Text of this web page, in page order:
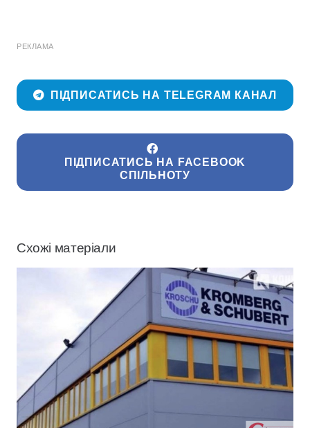
РЕКЛАМА
ПІДПИСАТИСЬ НА TELEGRAM КАНАЛ
ПІДПИСАТИСЬ НА FACEBOOK
СПІЛЬНОТУ
Схожі матеріали